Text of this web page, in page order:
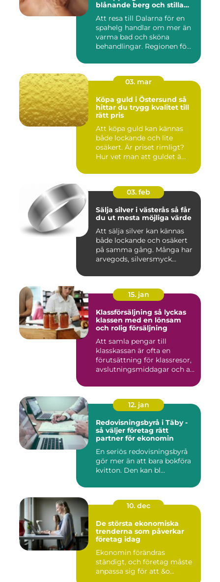
blånande berg och stilla
Att resa till Dalarna för en
spahelg handlar om mer än
varma bad och sköna
behandlingar. Regionen fö...
03. mar
Köpa guld i Östersund så
hittar du trygg kvalitet till
rätt pris
Att köpa guld kan kännas
både lockande och lite
osäkert. Är priset rimligt?
Hur vet man att guldet ä...
03. feb
Sälja silver i västerås så får
du ut mesta möjliga värde
Att sälja silver kan kännas
både lockande och osäkert
på samma gång. Många har
arvegods, silversmyck...
15. jan
Klassförsäljning så lyckas
klassen med en lönsam
och rolig försäljning
Att samla pengar till
klasskassan är ofta en
förutsättning för klassresor,
avslutningsmiddagar och a...
12. jan
Redovisningsbyrå i Täby -
så väljer företag rätt
partner för ekonomin
En seriös redovisningsbyrå
gör mer än att bara bokföra
kvitton. Den kan bl...
10. dec
De största ekonomiska
trenderna som påverkar
företag idag
Ekonomin förändras
ständigt, och företag måste
anpassa sig för att &o...